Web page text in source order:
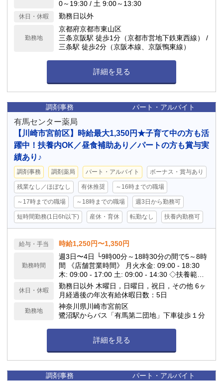
0～19:30 / 土 9:00～13:30
休日・休暇 勤務日以外
勤務地
京都府京都市東山区
三条京阪駅 徒歩1分（京都市営地下鉄東西線） /
三条駅 徒歩2分（京阪本線、京阪鴨東線）
詳細を見る
調剤事務 パート・アルバイト
有馬センター薬局
【川崎市宮前区】時給最大1,350円★子育て中の方も活
躍中！扶養内OK／昼食補助あり／パートの方も賞与実
績あり♪
調剤事務 調剤薬局 パート・アルバイト ボーナス・賞与あり
残業なし／ほぼなし 有休推奨 ～16時までの職場
～17時までの職場 ～18時までの職場 週3日から勤務可
短時間勤務(1日6h以下) 産休・育休 転勤なし 扶養内勤務可
給与・手当 時給1,250円〜1,350円
勤務時間
週3日〜4日 └9時00分～18時30分の間で5～8時
間 《店舗営業時間》 月火水金: 09:00 - 18:30
木: 09:00 - 17:00 土: 09:00 - 14:30 ◇扶養範囲
内の就労可
休日・休暇
勤務日以外 木曜日，日曜日，祝日，その他 6ヶ
月経過後の年次有給休暇日数：5日
勤務地
神奈川県川崎市宮前区
鷺沼駅からバス「有馬第二団地」下車徒歩１分
詳細を見る
調剤事務 パート・アルバイト